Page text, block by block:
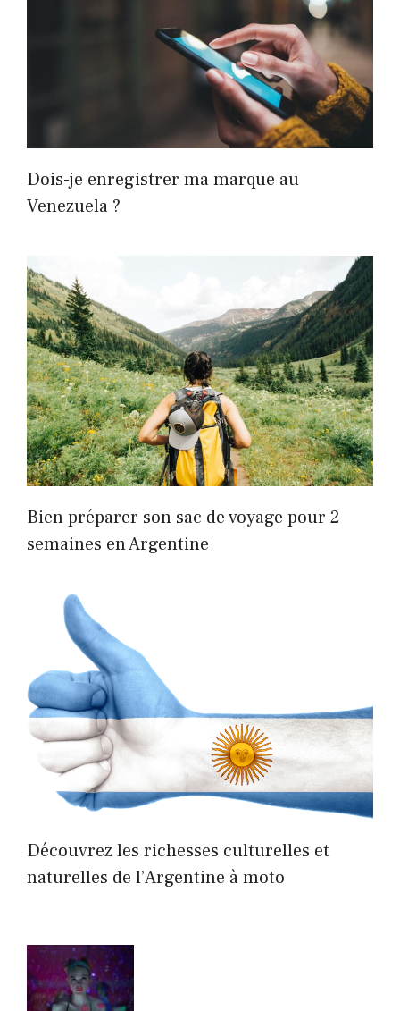
Dois-je enregistrer ma marque au
Venezuela ?
Bien préparer son sac de voyage pour 2
semaines en Argentine
Découvrez les richesses culturelles et
naturelles de l’Argentine à moto